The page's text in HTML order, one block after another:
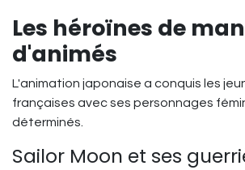
Les héroïnes de
d'animés
L'animation japonaise a conquis les
françaises avec ses personnages
déterminés.
Sailor Moon et ses